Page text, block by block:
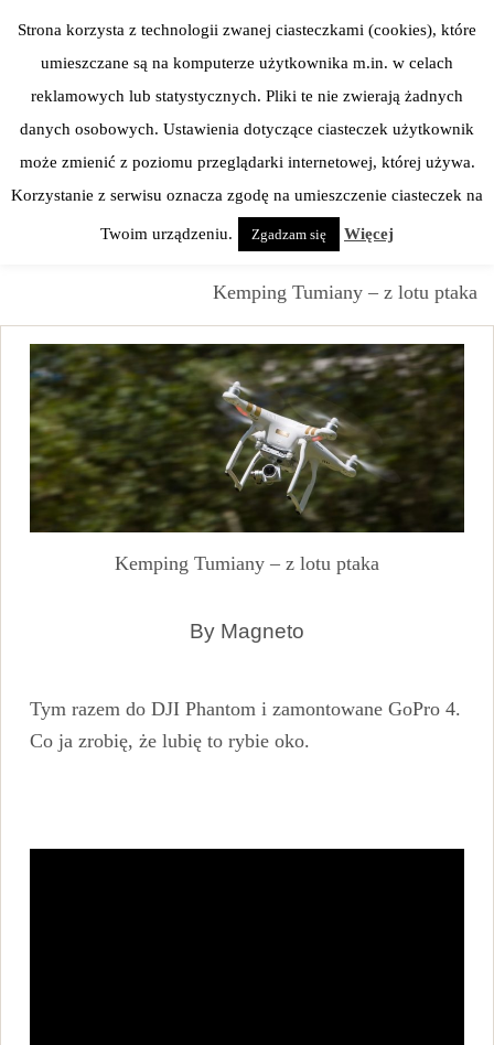
content
Homepage EMOCJE
Kemping Tumiany – z lotu ptaka
Kemping Tumiany – z lotu ptaka
By Magneto
Tym razem do DJI Phantom i zamontowane GoPro 4.
Co ja zrobię, że lubię to rybie oko.
Strona korzysta z technologii zwanej ciasteczkami (cookies), które
umieszczane są na komputerze użytkownika m.in. w celach
reklamowych lub statystycznych. Pliki te nie zwierają żadnych
danych osobowych. Ustawienia dotyczące ciasteczek użytkownik
może zmienić z poziomu przeglądarki internetowej, której używa.
Korzystanie z serwisu oznacza zgodę na umieszczenie ciasteczek na
Twoim urządzeniu. Zgadzam się Więcej